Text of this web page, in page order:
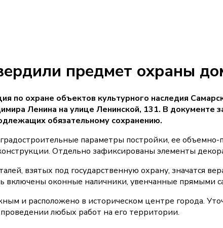
предмет охраны
по охране объектов культурного наследия
Ленина на улице Ленинской, 131. В документе
обязательному сохранению.
параметры постройки, ее объемно-
Отдельно зафиксированы элементы
взятых под государственную охрану, значатся
включены оконные наличники, увенчанные прямыми
и расположено в историческом центре города.
любых работ на его территории.